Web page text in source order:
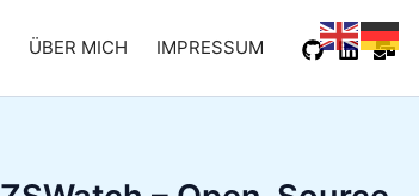
ÜBER MICH IMPRESSUM